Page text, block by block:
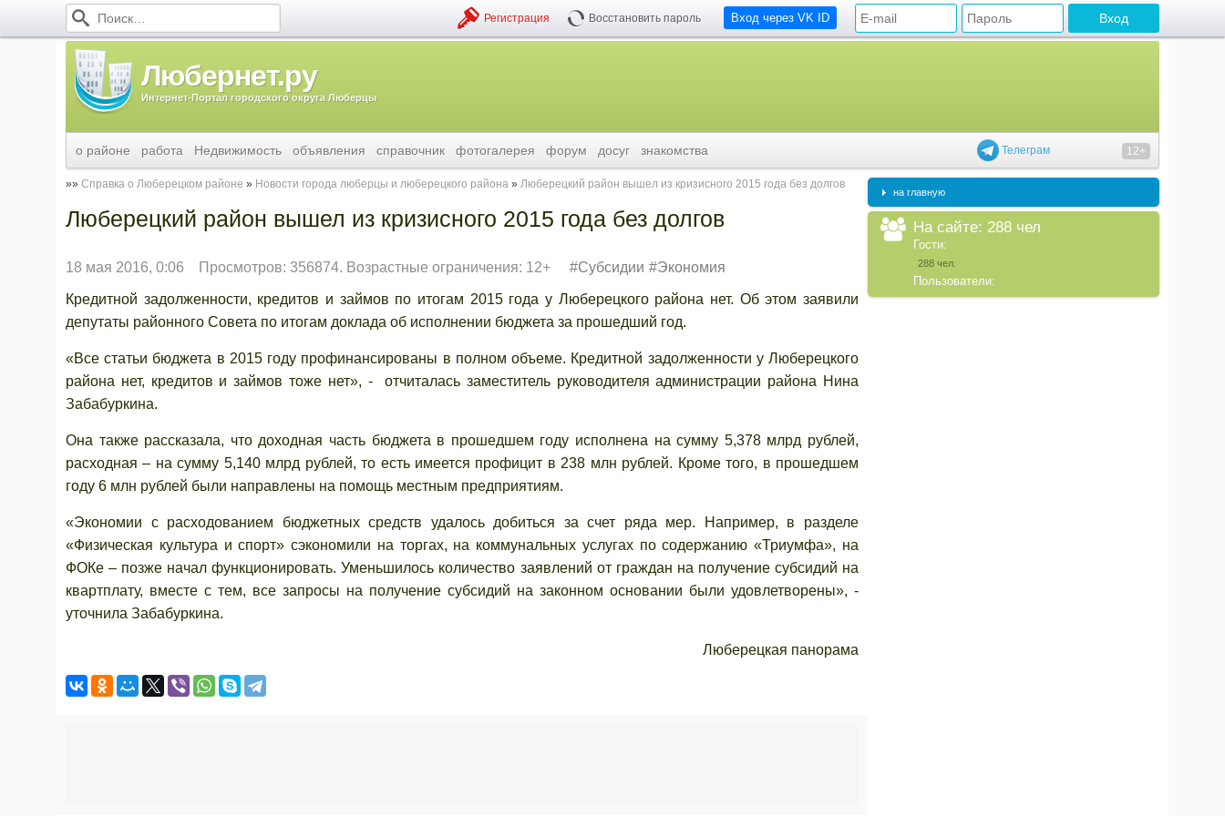
Вход через VK ID
Регистрация Восстановить пароль
Любернет.ру
Интернет-Портал городского округа Люберцы
Телеграм 12+
о районе работа Недвижимость объявления справочник фотогалерея форум досуг знакомства
Справка о Люберецком районе Новости города люберцы и люберецкого района Люберецкий район вышел из кризисного 2015 года без долгов
Люберецкий район вышел из кризисного 2015 года без долгов
18 мая 2016, 0:06 Просмотров: 356874. Возрастные ограничения: 12+ Субсидии Экономия
Кредитной задолженности, кредитов и займов по итогам 2015 года у Люберецкого района нет. Об этом заявили
депутаты районного Совета по итогам доклада об исполнении бюджета за прошедший год.
«Все статьи бюджета в 2015 году профинансированы в полном объеме. Кредитной задолженности у Люберецкого
района нет, кредитов и займов тоже нет», - отчиталась заместитель руководителя администрации района Нина
Забабуркина.
Она также рассказала, что доходная часть бюджета в прошедшем году исполнена на сумму 5,378 млрд рублей,
расходная – на сумму 5,140 млрд рублей, то есть имеется профицит в 238 млн рублей. Кроме того, в прошедшем
году 6 млн рублей были направлены на помощь местным предприятиям.
«Экономии с расходованием бюджетных средств удалось добиться за счет ряда мер. Например, в разделе
«Физическая культура и спорт» сэкономили на торгах, на коммунальных услугах по содержанию «Триумфа», на
ФОКе – позже начал функционировать. Уменьшилось количество заявлений от граждан на получение субсидий на
квартплату, вместе с тем, все запросы на получение субсидий на законном основании были удовлетворены», -
уточнила Забабуркина.
Люберецкая панорама
на главную
На сайте: 288 чел
Гости:
288 чел.
Пользователи: